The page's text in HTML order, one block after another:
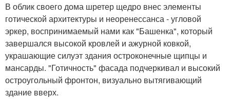
В облик своего дома шретер щедро внес элементы
готической архитектуры и неоренессанса - угловой
эркер, воспринимаемый нами как "Башенка", который
завершался высокой кровлей и ажурной ковкой,
украшающие силуэт здания остроконечные щипцы и
мансарды. "Готичность" фасада подчеркивал и высокий
остроугольный фронтон, визуально вытягивающий
здание вверх.